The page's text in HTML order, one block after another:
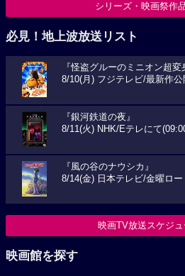
シリーズ・映画祭作
必見！地上波放送リスト
『怪盗グルーのミニオン超変
8/10(月) フジテレビ/最新作
『銀河鉄道の夜』
8/11(火) NHK/Eテレにて
『風の谷のナウシカ』
8/14(金) 日本テレビ/金曜ロ
映画TV放送スケジ
映画館を探す